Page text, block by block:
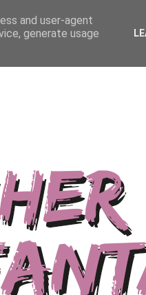
and user-agent
generate usage